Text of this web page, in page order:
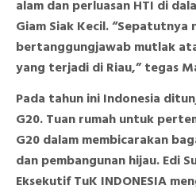
alam dan perluasan HTI di
Giam Siak Kecil. “Sepatutnya
bertanggungjawab mutlak
yang terjadi di Riau,” tegas
Pada tahun ini Indonesia
G20. Tuan rumah untuk
G20 dalam membicarakan
dan pembangunan hijau. Edi
Eksekutif TuK INDONESIA